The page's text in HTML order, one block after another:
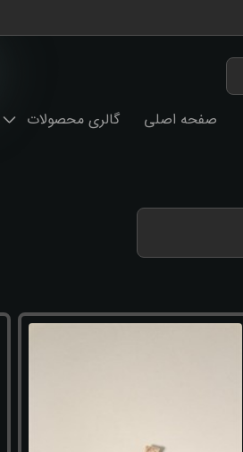
صفحه اصلی گالری محصولات